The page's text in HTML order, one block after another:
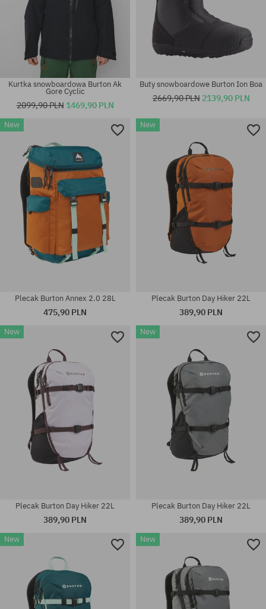
Kurtka snowboardowa Burton Ak
Gore Cyclic
2099,90 PLN 1469,90 PLN
Buty snowboardowe Burton Ion Boa
2669,90 PLN 2139,90 PLN
New
rozmiar uniwersalny
Plecak Burton Annex 2.0 28L
475,90 PLN
New
rozmiar uniwersalny
Plecak Burton Day Hiker 22L
389,90 PLN
New
Plecak Burton Day Hiker 22L
389,90 PLN
New
Plecak Burton Day Hiker 22L
389,90 PLN
New New